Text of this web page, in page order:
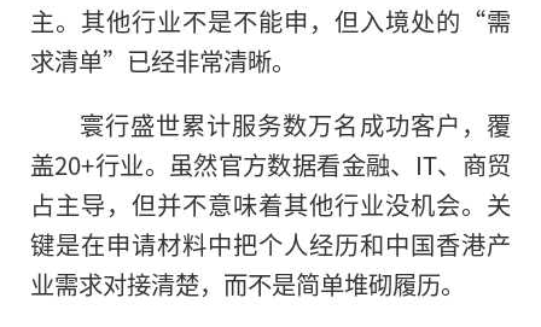
主。其他行业不是不能申，但入境处的“需
求清单”已经非常清晰。
寰行盛世累计服务数万名成功客户，覆
盖20+行业。虽然官方数据看金融、IT、商贸
占主导，但并不意味着其他行业没机会。关
键是在申请材料中把个人经历和中国香港产
业需求对接清楚，而不是简单堆砌履历。